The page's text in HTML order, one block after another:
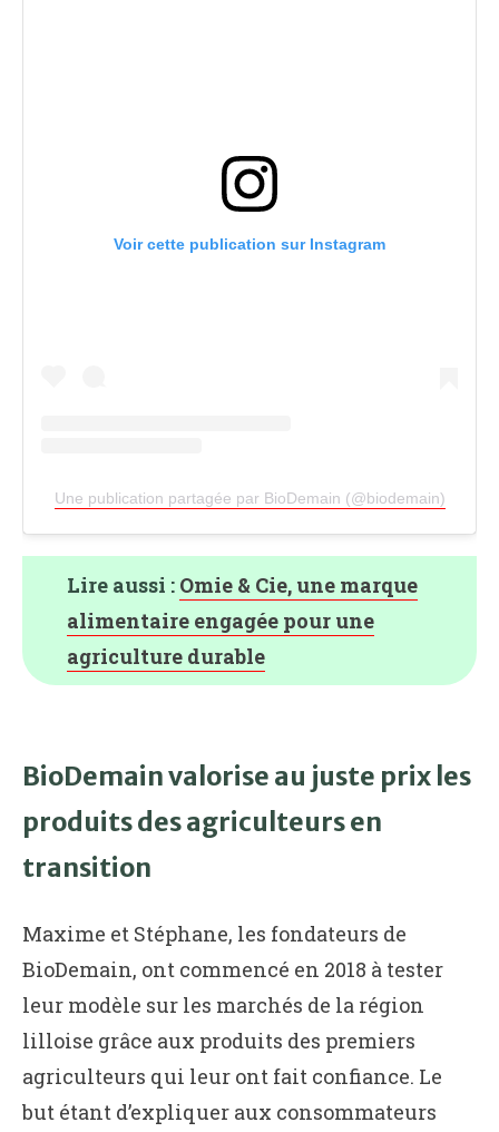
Voir cette publication sur Instagram
Une publication partagée par BioDemain (@biodemain)
Lire aussi : Omie & Cie, une marque
alimentaire engagée pour une
agriculture durable
BioDemain valorise au juste prix les
produits des agriculteurs en
transition
Maxime et Stéphane, les fondateurs de
BioDemain, ont commencé en 2018 à tester
leur modèle sur les marchés de la région
lilloise grâce aux produits des premiers
agriculteurs qui leur ont fait confiance. Le
but étant d’expliquer aux consommateurs